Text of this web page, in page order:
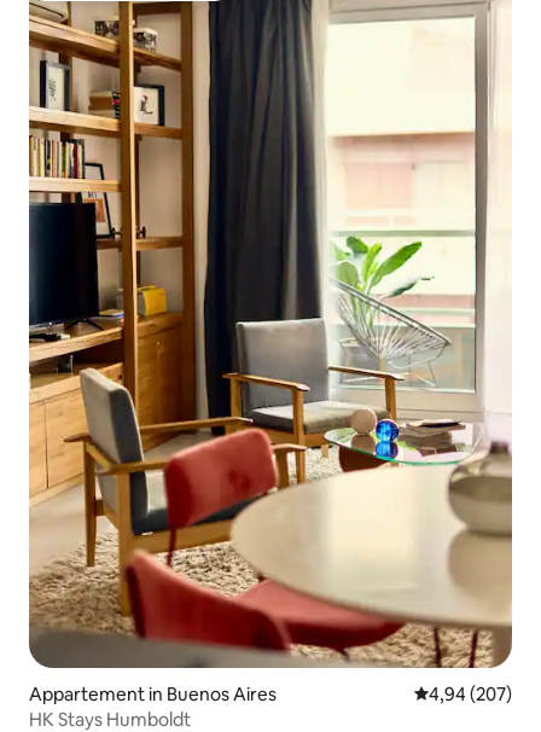
Appartement in Buenos Aires Gemiddelde
4,94 (207)
HK Stays Humboldt